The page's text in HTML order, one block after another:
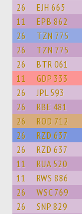
26 EJH 665
11 EPB 862
26 TZN 775
26 TZN 775
26 BTR 061
11 GDP 333
26 JPL 593
26 RBE 481
26 ROD 712
26 RZD 637
26 RZD 637
11 RUA 520
11 RWS 886
26 WSC 769
26 SNP 829